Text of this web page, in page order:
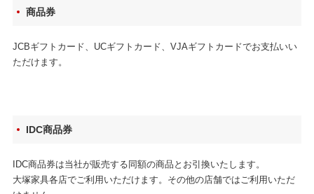
商品券
JCBギフトカード、UCギフトカード、VJAギフトカードでお支払いい
ただけます。
IDC商品券
IDC商品券は当社が販売する同額の商品とお引換いたします。
大塚家具各店でご利用いただけます。その他の店舗ではご利用いただ